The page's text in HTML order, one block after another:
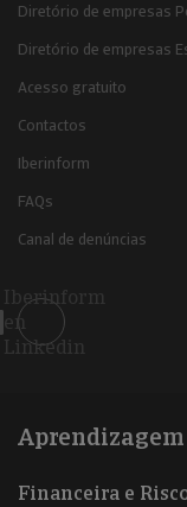
Diretório de empresas
Diretório de empresas
Acesso gratuito
Contactos
Iberinform
FAQs
Canal de denúncias
Iberinform
en
Linkedin
Aprendizagem
Financeira e